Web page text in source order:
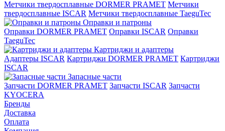
Метчики твердосплавные DORMER PRAMET Метчики
твердосплавные ISCAR Метчики твердосплавные TaeguTec
Оправки и патроны
Оправки DORMER PRAMET Оправки ISCAR Оправки
TaeguTec
Картриджи и адаптеры
Адаптеры ISCAR Картриджи DORMER PRAMET Картриджи
ISCAR
Запасные части
Запчасти DORMER PRAMET Запчасти ISCAR Запчасти
KYOCERA
Бренды
Доставка
Оплата